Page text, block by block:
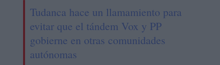
Tudanca hace un llamamiento para
evitar que el tándem Vox y PP
gobierne en otras comunidades
autónomas